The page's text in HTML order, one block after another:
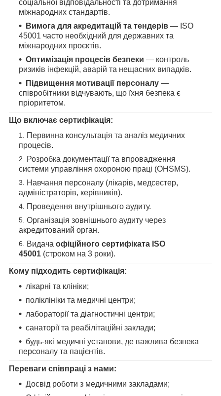
соціальної відповідальності та дотримання
міжнародних стандартів.
Вимога для акредитацій та тендерів — ISO
45001 часто необхідний для державних та
міжнародних проєктів.
Оптимізація процесів безпеки — контроль
ризиків інфекцій, аварій та нещасних випадків.
Підвищення мотивації персоналу —
співробітники відчувають, що їхня безпека є
пріоритетом.
Що включає сертифікація:
Первинна консультація та аналіз медичних
процесів.
Розробка документації та впровадження
системи управління охороною праці (OHSMS).
Навчання персоналу (лікарів, медсестер,
адміністраторів, керівників).
Проведення внутрішнього аудиту.
Організація зовнішнього аудиту через
акредитований орган.
Видача офіційного сертифіката ISO
45001 (строком на 3 роки).
Кому підходить сертифікація:
лікарні та клініки;
поліклініки та медичні центри;
лабораторії та діагностичні центри;
санаторії та реабілітаційні заклади;
будь-які медичні установи, де важлива безпека
персоналу та пацієнтів.
Переваги співпраці з нами:
Досвід роботи з медичними закладами;